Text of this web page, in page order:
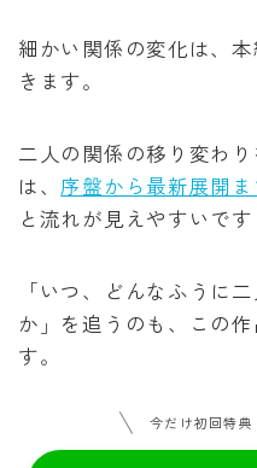
細かい関係の変化は、
きます。
二人の関係の移り変わ
は、序盤から最新展開
と流れが見えやすいです
「いつ、どんなふうに
か」を追うのも、この
す。
今だけ初回特典